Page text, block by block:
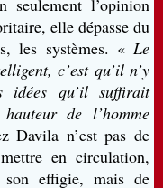
seulement l’opinion
elle dépasse du
les systèmes. « Le
c’est qu’il n’y
idées qu’il suffirait
de l’homme
Davila n’est pas de
en circulation,
effigie, mais de